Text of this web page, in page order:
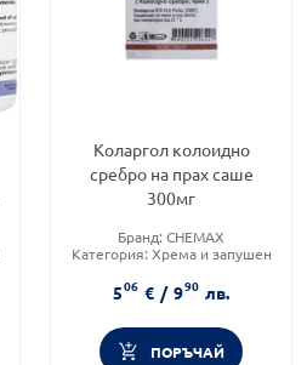
Коларгол колоидно
сребро на прах саше
300мг
Бранд: CHEMAX
Категория: Хрема и запушен
Предназначено за:
възрастни/деца
506 € / 990 лв.
ПОРЪЧАЙ